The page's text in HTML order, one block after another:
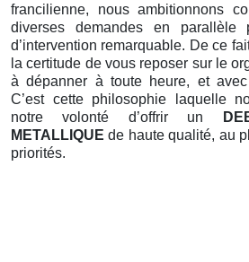
francilienne, nous ambitionnons
diverses demandes en parallèle
d’intervention remarquable. De ce
la certitude de vous reposer sur le
à dépanner à toute heure, et
C’est cette philosophie laquelle
notre volonté d’offrir un
METALLIQUE de haute qualité, au
priorités.